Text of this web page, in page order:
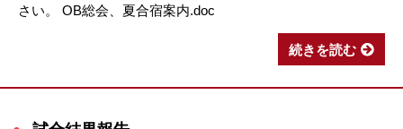
さい。 OB総会、夏合宿案内.doc
続きを読む